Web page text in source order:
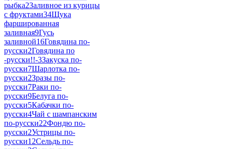
рыбка2Заливное из курицы
с фруктами34Щука
фаршированная
заливная9Гусь
заливной16Говядина по-
русски2Говядина по
-русски!!-3Закуска по-
русски7Шарлотка по-
русски2Зразы по-
русски7Раки по-
русски9Белуга по-
русски5Кабачки по-
русски4Чай с шампанским
по-русски22Фондю по-
русски2Устрицы по-
русски12Сельдь по-